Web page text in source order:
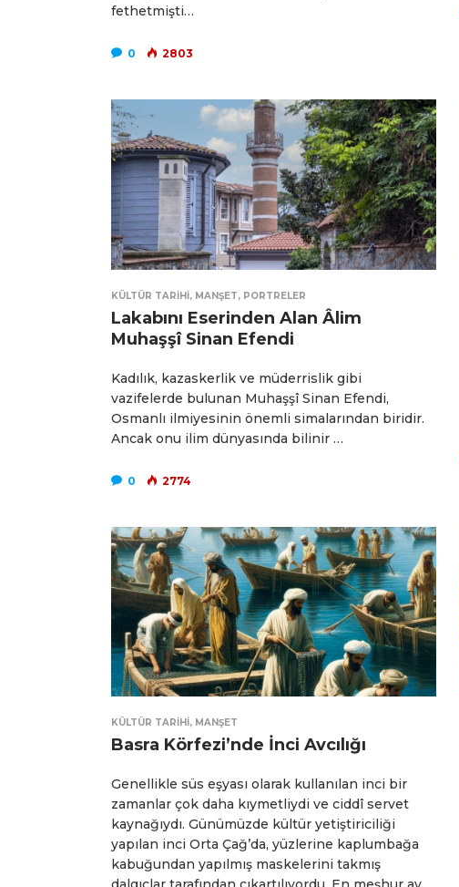
fethetmişti…
0 2803
KÜLTÜR TARIHI, MANŞET, PORTRELER
Lakabını Eserinden Alan Âlim
Muhaşşî Sinan Efendi
Kadılık, kazaskerlik ve müderrislik gibi
vazifelerde bulunan Muhaşşî Sinan Efendi,
Osmanlı ilmiyesinin önemli simalarından biridir.
Ancak onu ilim dünyasında bilinir …
0 2774
KÜLTÜR TARIHI, MANŞET
Basra Körfezi’nde İnci Avcılığı
Genellikle süs eşyası olarak kullanılan inci bir
zamanlar çok daha kıymetliydi ve ciddî servet
kaynağıydı. Günümüzde kültür yetiştiriciliği
yapılan inci Orta Çağ’da, yüzlerine kaplumbağa
kabuğundan yapılmış maskelerini takmış